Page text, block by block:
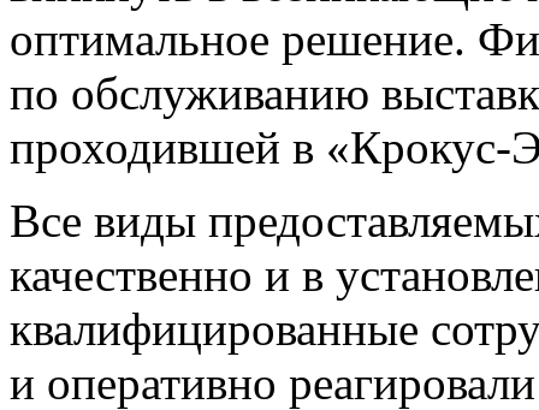
оптимальное решение.
по обслуживанию
проходившей в «Крокус-
Все виды
качественно и в
квалифицированные
и оперативно